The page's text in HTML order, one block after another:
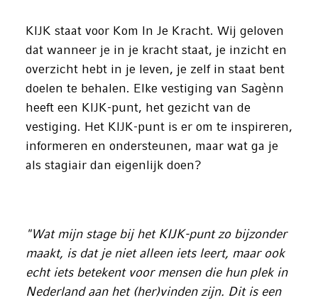
KIJK staat voor Kom In Je Kracht. Wij geloven
dat wanneer je in je kracht staat, je inzicht en
overzicht hebt in je leven, je zelf in staat bent
doelen te behalen. Elke vestiging van Sagènn
heeft een KIJK-punt, het gezicht van de
vestiging. Het KIJK-punt is er om te inspireren,
informeren en ondersteunen, maar wat ga je
als stagiair dan eigenlijk doen?
"Wat mijn stage bij het KIJK-punt zo bijzonder
maakt, is dat je niet alleen iets leert, maar ook
echt iets betekent voor mensen die hun plek in
Nederland aan het (her)vinden zijn. Dit is een